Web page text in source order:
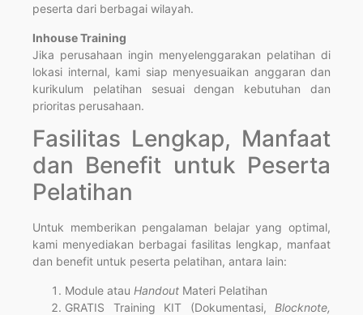
peserta dari berbagai wilayah.
Inhouse Training
Jika perusahaan ingin menyelenggarakan pelatihan di
lokasi internal, kami siap menyesuaikan anggaran dan
kurikulum pelatihan sesuai dengan kebutuhan dan
prioritas perusahaan.
Fasilitas Lengkap, Manfaat
dan Benefit untuk Peserta
Pelatihan
Untuk memberikan pengalaman belajar yang optimal,
kami menyediakan berbagai fasilitas lengkap, manfaat
dan benefit untuk peserta pelatihan, antara lain:
Module atau Handout Materi Pelatihan
GRATIS Training KIT (Dokumentasi, Blocknote,